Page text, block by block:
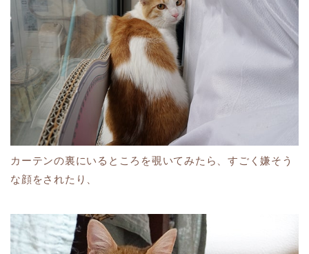
カーテンの裏にいるところを覗いてみたら、すごく嫌そう
な顔をされたり、